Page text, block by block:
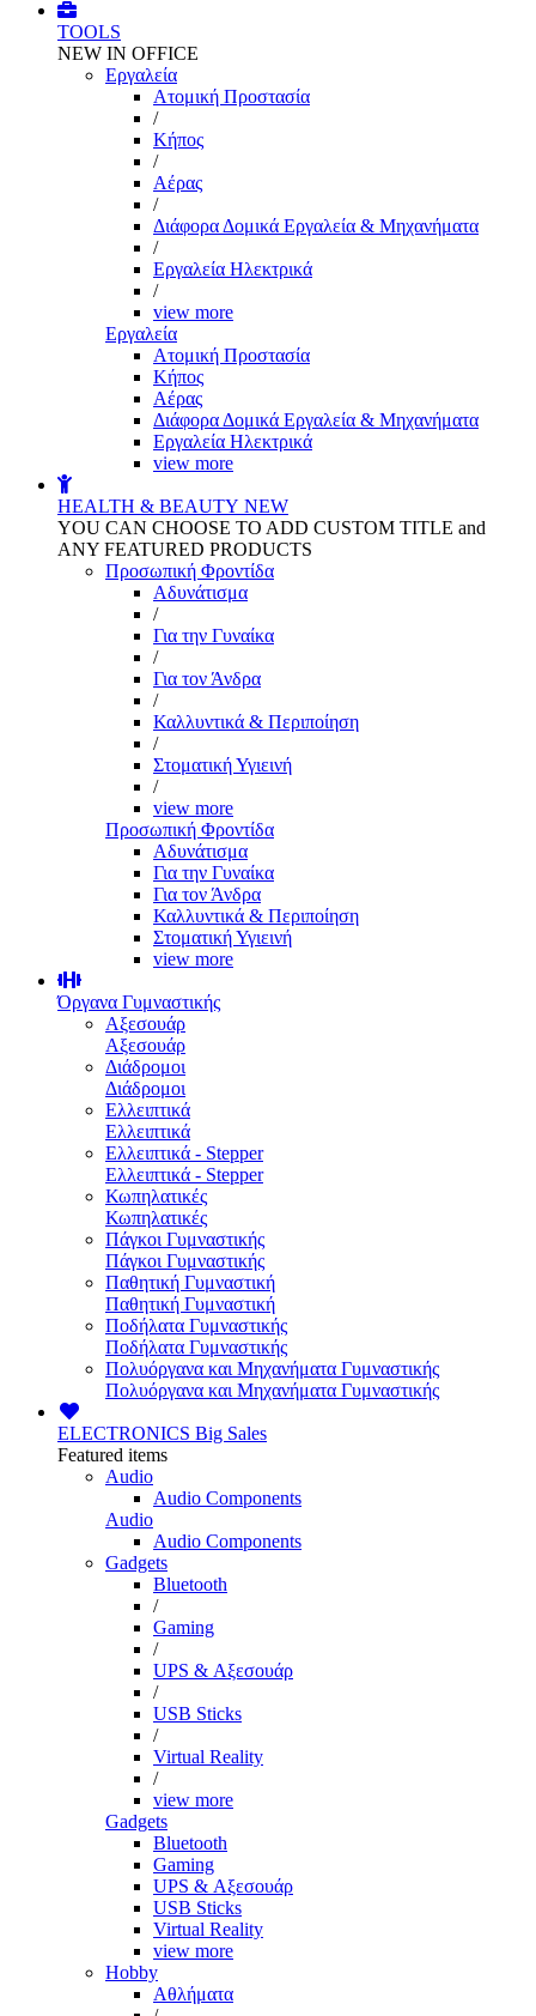
TOOLS
NEW IN OFFICE
Εργαλεία
Aτομική Προστασία
/
Kήπος
/
Αέρας
/
Διάφορα Δομικά Εργαλεία & Μηχανήματα
/
Εργαλεία Ηλεκτρικά
/
view more
Εργαλεία
Aτομική Προστασία
Kήπος
Αέρας
Διάφορα Δομικά Εργαλεία & Μηχανήματα
Εργαλεία Ηλεκτρικά
view more
HEALTH & BEAUTY NEW
YOU CAN CHOOSE TO ADD CUSTOM TITLE and
ANY FEATURED PRODUCTS
Προσωπική Φροντίδα
Αδυνάτισμα
/
Για την Γυναίκα
/
Για τον Άνδρα
/
Καλλυντικά & Περιποίηση
/
Στοματική Υγιεινή
/
view more
Προσωπική Φροντίδα
Αδυνάτισμα
Για την Γυναίκα
Για τον Άνδρα
Καλλυντικά & Περιποίηση
Στοματική Υγιεινή
view more
Όργανα Γυμναστικής
Αξεσουάρ
Αξεσουάρ
Διάδρομοι
Διάδρομοι
Ελλειπτικά
Ελλειπτικά
Ελλειπτικά - Stepper
Ελλειπτικά - Stepper
Κωπηλατικές
Κωπηλατικές
Πάγκοι Γυμναστικής
Πάγκοι Γυμναστικής
Παθητική Γυμναστική
Παθητική Γυμναστική
Ποδήλατα Γυμναστικής
Ποδήλατα Γυμναστικής
Πολυόργανα και Μηχανήματα Γυμναστικής
Πολυόργανα και Μηχανήματα Γυμναστικής
ELECTRONICS Big Sales
Featured items
Audio
Audio Components
Audio
Audio Components
Gadgets
Bluetooth
/
Gaming
/
UPS & Αξεσουάρ
/
USB Sticks
/
Virtual Reality
/
view more
Gadgets
Bluetooth
Gaming
UPS & Αξεσουάρ
USB Sticks
Virtual Reality
view more
Hobby
Αθλήματα